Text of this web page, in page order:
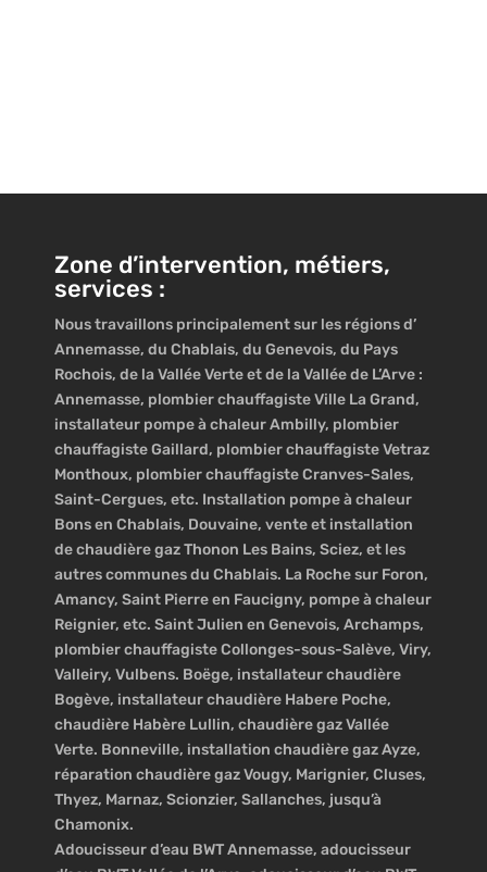
Zone d’intervention, métiers,
services :
Nous travaillons principalement sur les régions d’
Annemasse, du Chablais, du Genevois, du Pays
Rochois, de la Vallée Verte et de la Vallée de L’Arve :
Annemasse, plombier chauffagiste Ville La Grand,
installateur pompe à chaleur Ambilly, plombier
chauffagiste Gaillard, plombier chauffagiste Vetraz
Monthoux, plombier chauffagiste Cranves-Sales,
Saint-Cergues, etc. Installation pompe à chaleur
Bons en Chablais, Douvaine, vente et installation
de chaudière gaz Thonon Les Bains, Sciez, et les
autres communes du Chablais. La Roche sur Foron,
Amancy, Saint Pierre en Faucigny, pompe à chaleur
Reignier, etc. Saint Julien en Genevois, Archamps,
plombier chauffagiste Collonges-sous-Salève, Viry,
Valleiry, Vulbens. Boëge, installateur chaudière
Bogève, installateur chaudière Habere Poche,
chaudière Habère Lullin, chaudière gaz Vallée
Verte. Bonneville, installation chaudière gaz Ayze,
réparation chaudière gaz Vougy, Marignier, Cluses,
Thyez, Marnaz, Scionzier, Sallanches, jusqu’à
Chamonix.
Adoucisseur d’eau BWT Annemasse, adoucisseur